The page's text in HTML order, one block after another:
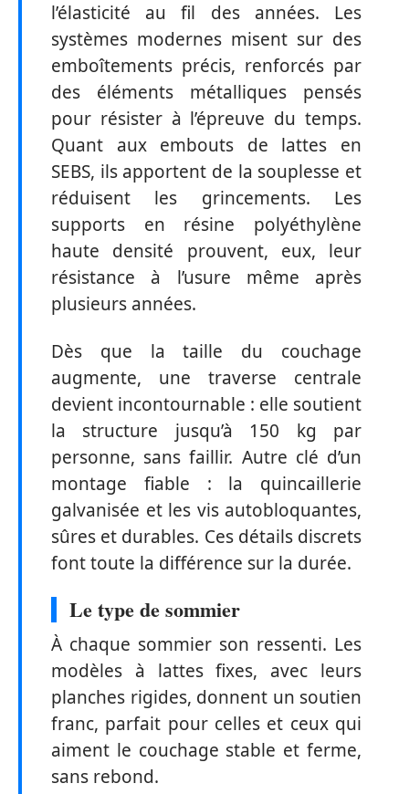
l’élasticité au fil des années. Les
systèmes modernes misent sur des
emboîtements précis, renforcés par
des éléments métalliques pensés
pour résister à l’épreuve du temps.
Quant aux embouts de lattes en
SEBS, ils apportent de la souplesse et
réduisent les grincements. Les
supports en résine polyéthylène
haute densité prouvent, eux, leur
résistance à l’usure même après
plusieurs années.
Dès que la taille du couchage
augmente, une traverse centrale
devient incontournable : elle soutient
la structure jusqu’à 150 kg par
personne, sans faillir. Autre clé d’un
montage fiable : la quincaillerie
galvanisée et les vis autobloquantes,
sûres et durables. Ces détails discrets
font toute la différence sur la durée.
Le type de sommier
À chaque sommier son ressenti. Les
modèles à lattes fixes, avec leurs
planches rigides, donnent un soutien
franc, parfait pour celles et ceux qui
aiment le couchage stable et ferme,
sans rebond.